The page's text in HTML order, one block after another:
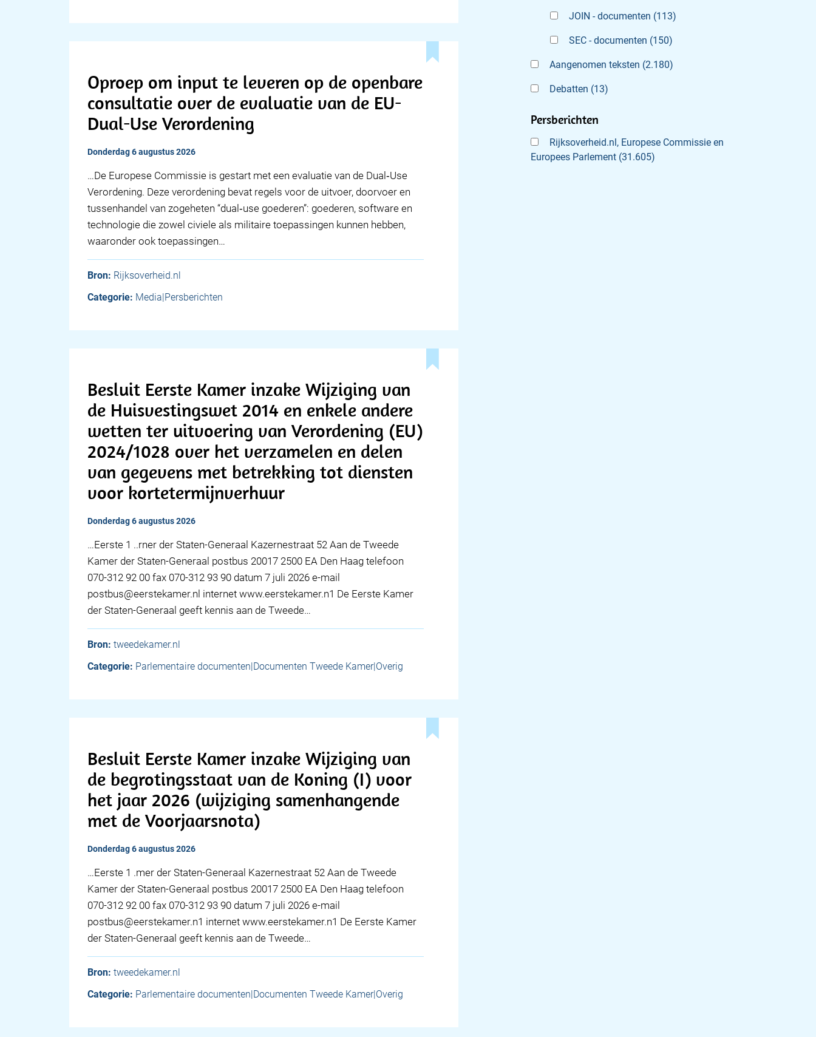
Oproep om input te leveren op de openbare
consultatie over de evaluatie van de EU-
Dual-Use Verordening
donderdag 6 augustus 2026
…De Europese Commissie is gestart met een evaluatie van de Dual‑Use
Verordening. Deze verordening bevat regels voor de uitvoer, doorvoer en
tussenhandel van zogeheten “dual‑use goederen”: goederen, software en
technologie die zowel civiele als militaire toepassingen kunnen hebben,
waaronder ook toepassingen…
Bron: Rijksoverheid.nl
Categorie: Media|Persberichten
Besluit Eerste Kamer inzake Wijziging van
de Huisvestingswet 2014 en enkele andere
wetten ter uitvoering van Verordening (EU)
2024/1028 over het verzamelen en delen
van gegevens met betrekking tot diensten
voor kortetermijnverhuur
donderdag 6 augustus 2026
…Eerste 1 ..rner der Staten-Generaal Kazernestraat 52 Aan de Tweede
Kamer der Staten-Generaal postbus 20017 2500 EA Den Haag telefoon
070-312 92 00 fax 070-312 93 90 datum 7 juli 2026 e-mail
postbus@eerstekamer.nl internet www.eerstekamer.n1 De Eerste Kamer
der Staten-Generaal geeft kennis aan de Tweede…
Bron: tweedekamer.nl
Categorie: Parlementaire documenten|Documenten Tweede Kamer|Overig
Besluit Eerste Kamer inzake Wijziging van
de begrotingsstaat van de Koning (I) voor
het jaar 2026 (wijziging samenhangende
met de Voorjaarsnota)
donderdag 6 augustus 2026
…Eerste 1 .mer der Staten-Generaal Kazernestraat 52 Aan de Tweede
Kamer der Staten-Generaal postbus 20017 2500 EA Den Haag telefoon
070-312 92 00 fax 070-312 93 90 datum 7 juli 2026 e-mail
postbus@eerstekamer.n1 internet www.eerstekamer.n1 De Eerste Kamer
der Staten-Generaal geeft kennis aan de Tweede…
Bron: tweedekamer.nl
Categorie: Parlementaire documenten|Documenten Tweede Kamer|Overig
JOIN - documenten (113)
SEC - documenten (150)
Aangenomen teksten (2.180)
Debatten (13)
Persberichten
Rijksoverheid.nl, Europese Commissie en
Europees Parlement (31.605)